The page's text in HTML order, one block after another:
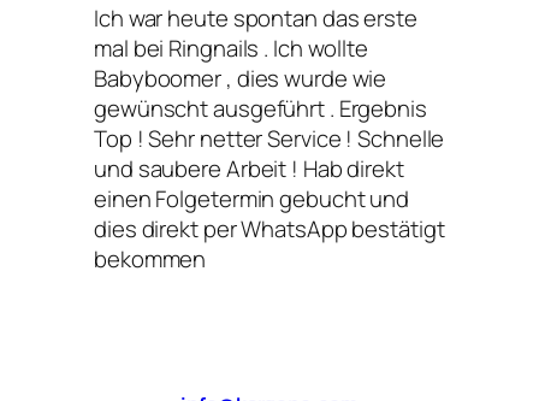
Ich war heute spontan das erste
mal bei Ringnails . Ich wollte
Babyboomer , dies wurde wie
gewünscht ausgeführt . Ergebnis
Top ! Sehr netter Service ! Schnelle
und saubere Arbeit ! Hab direkt
einen Folgetermin gebucht und
dies direkt per WhatsApp bestätigt
bekommen